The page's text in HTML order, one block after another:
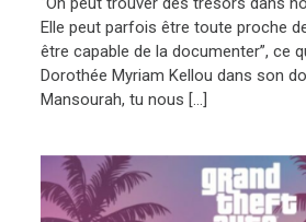
Elle peut parfois être toute proche
être capable de la documenter”, ce
Dorothée Myriam Kellou dans son
Mansourah, tu nous […]